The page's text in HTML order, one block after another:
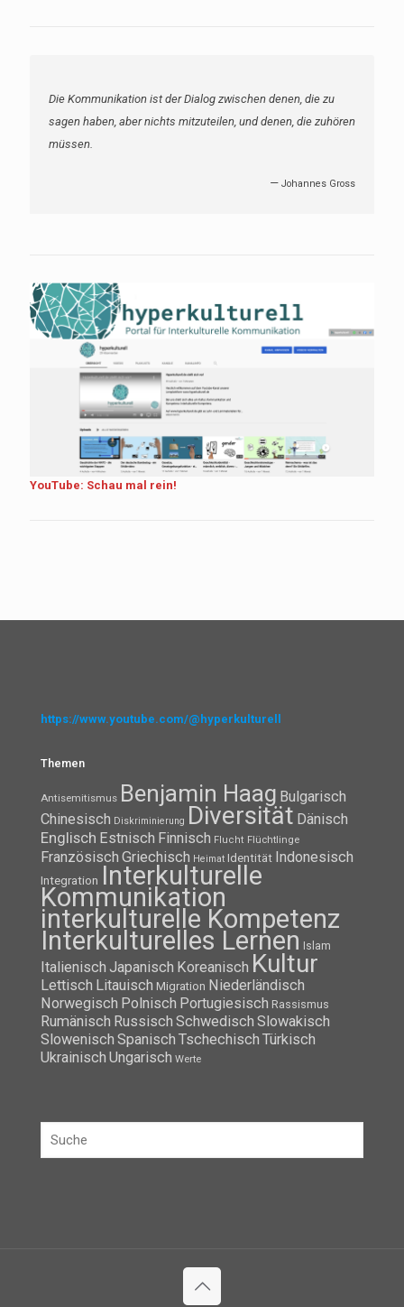
Die Kommunikation ist der Dialog zwischen denen, die zu
sagen haben, aber nichts mitzuteilen, und denen, die zuhören
müssen.
—Johannes Gross
YouTube: Schau mal rein!
https://www.youtube.com/@hyperkulturell
Themen
Antisemitismus Benjamin Haag Bulgarisch
Chinesisch Diskriminierung Diversität Dänisch
Englisch Estnisch Finnisch Flucht Flüchtlinge
Französisch Griechisch Heimat Identität Indonesisch
Integration Interkulturelle
Kommunikation
interkulturelle Kompetenz
Interkulturelles Lernen Islam
Italienisch Japanisch Koreanisch Kultur
Lettisch Litauisch Migration Niederländisch
Norwegisch Polnisch Portugiesisch Rassismus
Rumänisch Russisch Schwedisch Slowakisch
Slowenisch Spanisch Tschechisch Türkisch
Ukrainisch Ungarisch Werte